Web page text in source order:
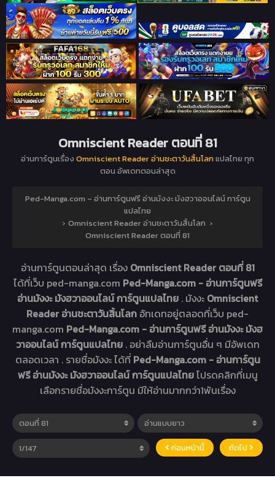
Omniscient Reader ตอนที่ 81
อ่านการ์ตูนเรื่อง Omniscient Reader อ่านชะตาวันสิ้นโลกแปลไทย ทุก
ตอน อัพเดทตอนล่าสุด
Ped-Manga.com – อ่านการ์ตูนฟรี อ่านมังงะ มังฮวาออนไลน์ การ์ตูน
แปลไทย
› Omniscient Reader อ่านชะตาวันสิ้นโลก ›
Omniscient Reader ตอนที่ 81
อ่านการ์ตูนตอนล่าสุด เรื่อง Omniscient Reader ตอนที่ 81
ได้ที่เว็บ ped-manga.com Ped-Manga.com - อ่านการ์ตูนฟรี
อ่านมังงะ มังฮวาออนไลน์ การ์ตูนแปลไทย . มังงะ Omniscient
Reader อ่านชะตาวันสิ้นโลก อัทเดทอยู่ตลอดที่เว็บ ped-
manga.com Ped-Manga.com - อ่านการ์ตูนฟรี อ่านมังงะ มังฮ
วาออนไลน์ การ์ตูนแปลไทย . อย่าลืมอ่านการ์ตูนอื่น ๆ มีอัพเดท
ตลอดเวลา . รายชื่อมังงะ ได้ที่ Ped-Manga.com - อ่านการ์ตูน
ฟรี อ่านมังงะ มังฮวาออนไลน์ การ์ตูนแปลไทยโปรดคลิกที่เมนู
เลือกรายชื่อมังงะการ์ตูน มีให้อ่านมากกว่า1พันเรื่อง
ก่อนหน้านี้ ถัดไป